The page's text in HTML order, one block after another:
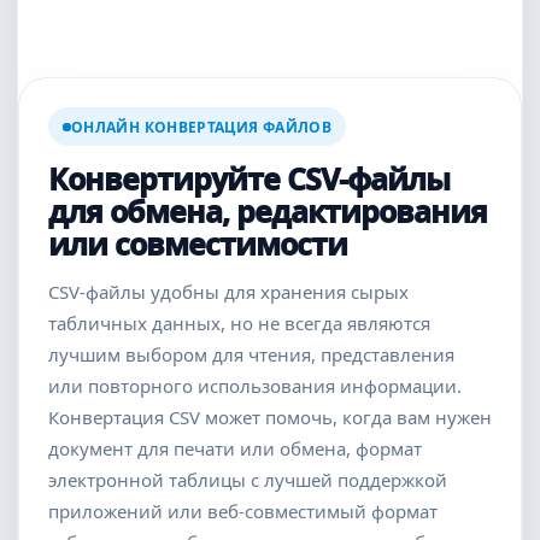
ОНЛАЙН КОНВЕРТАЦИЯ ФАЙЛОВ
Конвертируйте CSV-файлы
для обмена, редактирования
или совместимости
CSV-файлы удобны для хранения сырых
табличных данных, но не всегда являются
лучшим выбором для чтения, представления
или повторного использования информации.
Конвертация CSV может помочь, когда вам нужен
документ для печати или обмена, формат
электронной таблицы с лучшей поддержкой
приложений или веб-совместимый формат